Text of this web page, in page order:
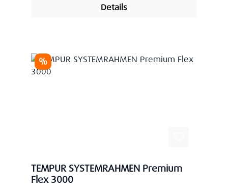
Details
Rabatt
%
TEMPUR SYSTEMRAHMEN Premium
Flex 3000